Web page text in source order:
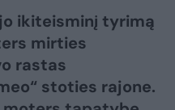
ikiteisminį tyrimą
mirties
rastas
stoties rajone.